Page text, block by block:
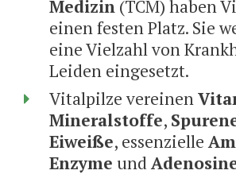
Medizin (TCM) haben
einen festen Platz. Sie
eine Vielzahl von
Leiden eingesetzt.
Vitalpilze vereinen
Mineralstoffe,
Eiweiße, essenzielle
Enzyme und